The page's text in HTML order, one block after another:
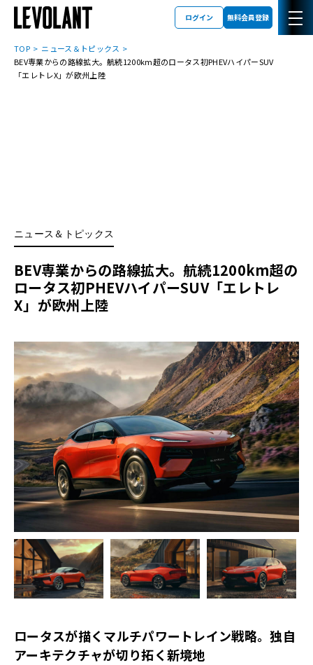
ログイン 無料会員登録
TOP
ニュース＆トピックス
BEV専業からの路線拡大。航続1200km超のロータス初PHEVハイパーSUV
「エレトレX」が欧州上陸
ニュース＆トピックス
BEV専業からの路線拡大。航続1200km超の
ロータス初PHEVハイパーSUV「エレトレ
X」が欧州上陸
ロータスが描くマルチパワートレイン戦略。独自
アーキテクチャが切り拓く新境地